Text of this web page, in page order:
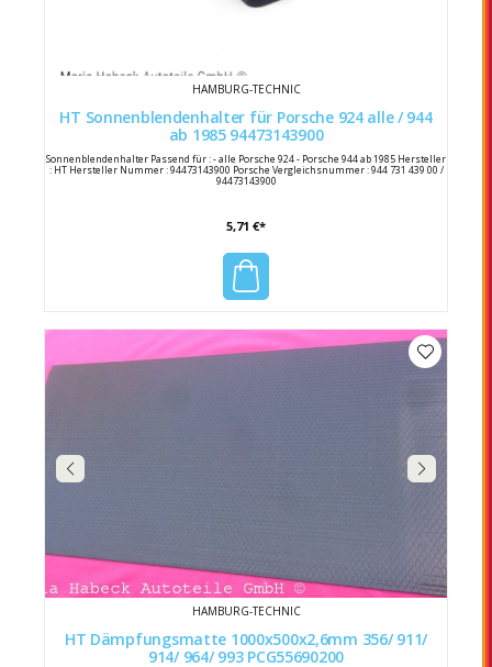
HAMBURG-TECHNIC
HT Sonnenblendenhalter für Porsche 924 alle / 944
ab 1985 94473143900
Sonnenblendenhalter Passend für : - alle Porsche 924 - Porsche 944 ab 1985 Hersteller
: HT Hersteller Nummer : 94473143900 Porsche Vergleichsnummer : 944 731 439 00 /
94473143900
5,71 €*
HAMBURG-TECHNIC
HT Dämpfungsmatte 1000x500x2,6mm 356/ 911/
914/ 964/ 993 PCG55690200